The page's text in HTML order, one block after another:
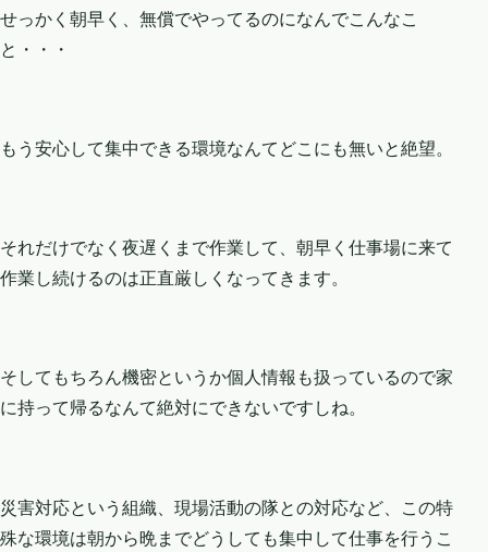
せっかく朝早く、無償でやってるのになんでこんなこ
と・・・
もう安心して集中できる環境なんてどこにも無いと絶望。
それだけでなく夜遅くまで作業して、朝早く仕事場に来て
作業し続けるのは正直厳しくなってきます。
そしてもちろん機密というか個人情報も扱っているので家
に持って帰るなんて絶対にできないですしね。
災害対応という組織、現場活動の隊との対応など、この特
殊な環境は朝から晩までどうしても集中して仕事を行うこ